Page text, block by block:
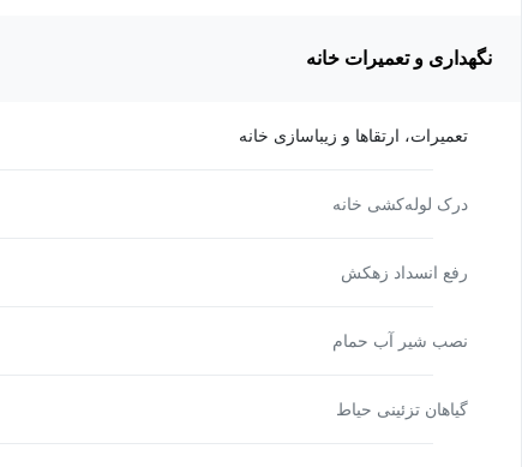
نگهداری و تعمیرات خانه
تعمیرات، ارتقاها و زیباسازی خانه
درک لوله‌کشی خانه
رفع انسداد زهکش
نصب شیر آب حمام
گیاهان تزئینی حیاط